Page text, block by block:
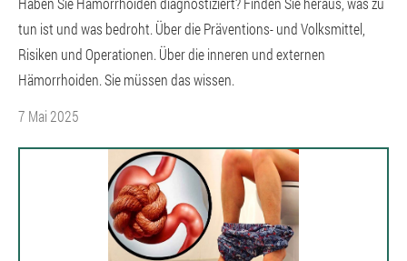
tun ist und was bedroht. Über die Präventions- und Volksmittel,
Risiken und Operationen. Über die inneren und externen
Hämorrhoiden. Sie müssen das wissen.
7 Mai 2025